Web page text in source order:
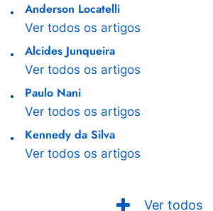
Anderson Locatelli
Ver todos os artigos
Alcides Junqueira
Ver todos os artigos
Paulo Nani
Ver todos os artigos
Kennedy da Silva
Ver todos os artigos
Ver todos